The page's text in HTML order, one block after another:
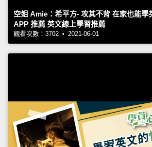
空姐 Amie：希平方- 攻其不背 在家也能學
APP 推薦 英文線上學習推薦
觀看次數：3702 • 2021-06-01